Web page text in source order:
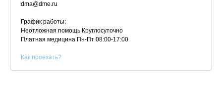
dma@dme.ru
График работы:
Неотложная помощь Круглосуточно
Платная медицина Пн-Пт 08:00-17:00
Как проехать?